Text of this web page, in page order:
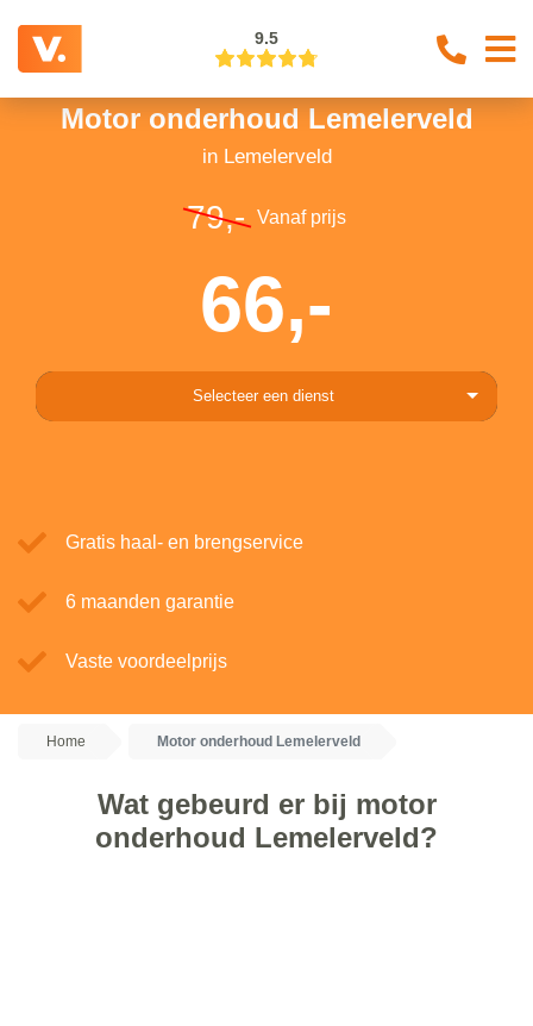
9.5
Motor onderhoud Lemelerveld
in Lemelerveld
79,- Vanaf prijs
66,-
Selecteer een dienst
Gratis haal- en brengservice
6 maanden garantie
Vaste voordeelprijs
Home Motor onderhoud Lemelerveld
Wat gebeurd er bij motor
onderhoud Lemelerveld?